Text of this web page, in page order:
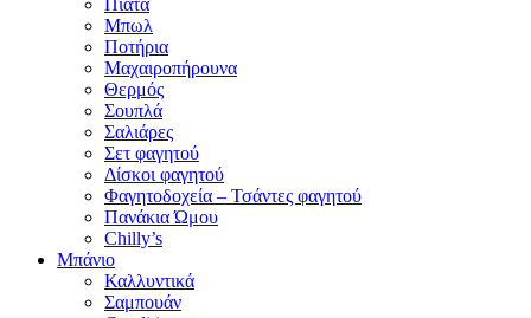
Πιάτα
Μπωλ
Ποτήρια
Μαχαιροπήρουνα
Θερμός
Σουπλά
Σαλιάρες
Σετ φαγητού
Δίσκοι φαγητού
Φαγητοδοχεία – Τσάντες φαγητού
Πανάκια Ώμου
Chilly’s
Μπάνιο
Καλλυντικά
Σαμπουάν